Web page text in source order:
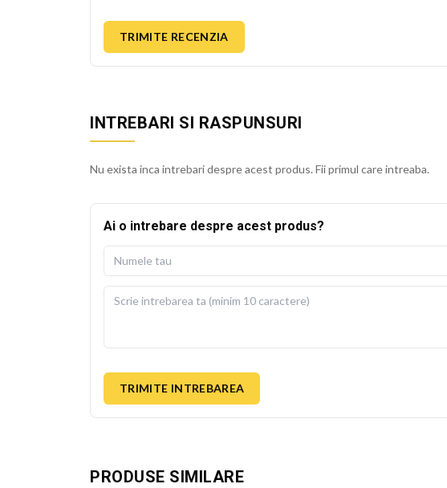
TRIMITE RECENZIA
INTREBARI SI RASPUNSURI
Nu exista inca intrebari despre acest produs. Fii primul care intreaba.
Ai o intrebare despre acest produs?
TRIMITE INTREBAREA
PRODUSE SIMILARE